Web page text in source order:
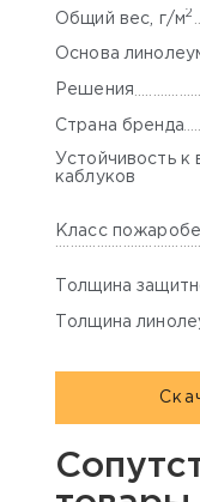
Общий вес, г/м2
Основа
Решения
Страна бренда
Устойчивость
каблуков
Класс
Толщина
Толщина